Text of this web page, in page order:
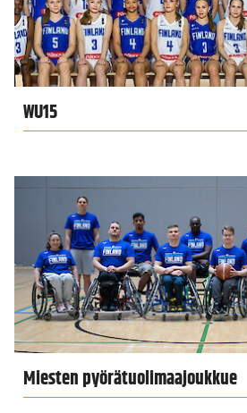
WU15
Miesten pyörätuolimaajoukkue